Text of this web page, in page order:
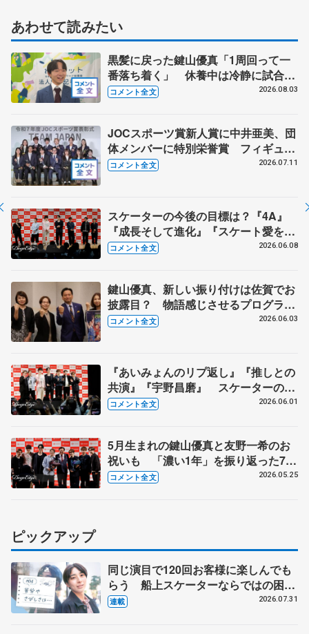
あわせて読みたい
黒髪に戻った鍵山優真「1周回って一
番落ち着く」 休養中は冷静に試合を
観戦する機会にも
コメント全文 2026.08.03
JOCスポーツ賞新人賞に中井亜美、団
体メンバーに特別栄誉賞 フィギュア
スケートに別のスポーツを組み合わせ
コメント全文 2026.07.11
スケーターの今後の目標は？『4A』
『成長そして進化』『スケート愛を深
める』 真剣勝負のゲームコーナーも
コメント全文 2026.06.08
鍵山優真、新しい振り付けは佐賀でお
披露目？ 物語感じさせるプログラム
に 【佐賀県庁訪問】
コメント全文 2026.06.03
『あいみょんのリプ返し』『推しとの
共演』『宇野昌磨』 スケーターの三
大ニュースは？【コラントッテ・トー
コメント全文 2026.06.01
5月生まれの鍵山優真と友野一希のお
祝いも 「濃い1年」を振り返った7人
【コラントッテ・トークイベント②】
コメント全文 2026.05.25
ピックアップ
同じ演目で120回お客様に楽しんでも
らう 船上スケーターならではの困難
とは 影響あったPIW前キャプテン松
連載 2026.07.31